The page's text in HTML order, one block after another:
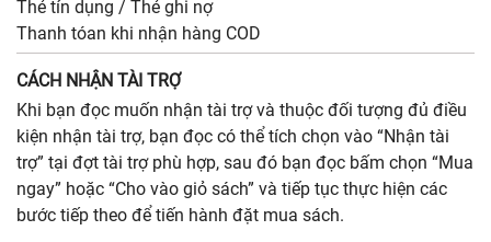
Thẻ tín dụng / Thẻ ghi nợ
Thanh tóan khi nhận hàng COD
CÁCH NHẬN TÀI TRỢ
Khi bạn đọc muốn nhận tài trợ và thuộc đối tượng đủ điều
kiện nhận tài trợ, bạn đọc có thể tích chọn vào “Nhận tài
trợ” tại đợt tài trợ phù hợp, sau đó bạn đọc bấm chọn “Mua
ngay” hoặc “Cho vào giỏ sách” và tiếp tục thực hiện các
bước tiếp theo để tiến hành đặt mua sách.